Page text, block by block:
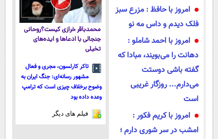
امروز با حافظ : مزرع سبز
فلک دیدم و داس مه نو
امروز با احمد شاملو :
دهانت را می‌بویند، مبادا که
گفته باشی دوستت
می‌دارم... روزگار غریبی
است
امروز با کریم فکور :
امشب در سر شوری دارم ؛
محمدباقر خرازی کیست؟روحانی
جنجالی با ادعاها و ایده‌های
تخیلی
تاکر کارلسون، مجری و فعال
مشهور رسانه‌ای: جنگ ایران به
وضوح برخلاف چیزی است که ترامپ
وعده داده بود
فیلم های دیگر